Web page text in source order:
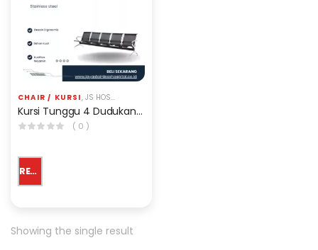
CHAIR / KURSI, JS HOSPITAL EQP
Kursi Tunggu 4 Dudukan BWC-104 Alkes
( 0 )
READ MORE
Showing the single result